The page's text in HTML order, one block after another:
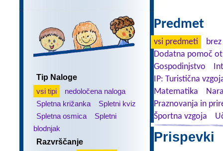
Tip Naloge
vsi tipi
nedoločena naloga
Spletna križanka
Spletni kviz
Spletna osmica
Spletni
blodnjak
Razvrščanje
Predmet
vsi predmeti
Dodatna pomoč
Gospodinjstvo
IP: Turistična
Matematika
Praznovanja in
Športna vzgoja
Prispevki